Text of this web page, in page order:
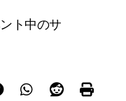
ト中のサ